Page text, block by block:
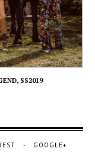
SS2019
GOOGLE+